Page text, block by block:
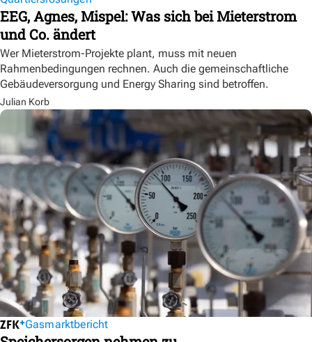
EEG, Agnes, Mispel: Was sich bei Mieterstrom
und Co. ändert
Wer Mieterstrom-Projekte plant, muss mit neuen
Rahmenbedingungen rechnen. Auch die gemeinschaftliche
Gebäudeversorgung und Energy Sharing sind betroffen.
Julian Korb
Gasmarktbericht